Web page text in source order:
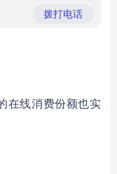
有限公司
拨打电话
在线消费份额也实